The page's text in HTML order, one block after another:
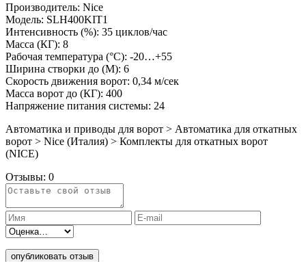
Производитель: Nice
Модель: SLH400KIT1
Интенсивность (%): 35 циклов/час
Масса (КГ): 8
Рабочая температура (°C): -20…+55
Ширина створки до (М): 6
Скорость движения ворот: 0,34 м/сек
Масса ворот до (КГ): 400
Напряжение питания системы: 24
Автоматика и приводы для ворот > Автоматика для откатных
ворот > Nice (Италия) > Комплекты для откатных ворот
(NICE)
Отзывы: 0
опубликовать отзыв